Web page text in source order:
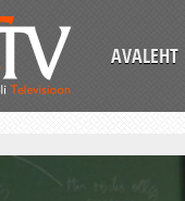
AVALEHT